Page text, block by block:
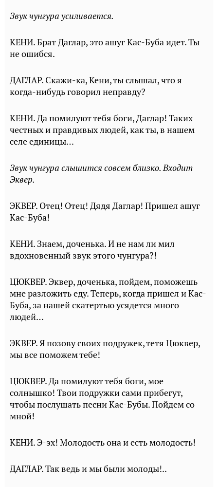
Звук чунгура усиливается.
КЕНИ. Брат Даглар, это ашуг Кас-Буба идет. Ты
не ошибся.
ДАГЛАР. Скажи-ка, Кени, ты слышал, что я
когда-нибудь говорил неправду?
КЕНИ. Да помилуют тебя боги, Даглар! Таких
честных и правдивых людей, как ты, в нашем
селе единицы…
Звук чунгура слышится совсем близко. Входит
Эквер.
ЭКВЕР. Отец! Отец! Дядя Даглар! Пришел ашуг
Кас-Буба!
КЕНИ. Знаем, доченька. И не нам ли мил
вдохновенный звук этого чунгура?!
ЦЮКВЕР. Эквер, доченька, пойдем, поможешь
мне разложить еду. Теперь, когда пришел и Кас-
Буба, за нашей скатертью усядется много
людей…
ЭКВЕР. Я позову своих подружек, тетя Цюквер,
мы все поможем тебе!
ЦЮКВЕР. Да помилуют тебя боги, мое
солнышко! Твои подружки сами прибегут,
чтобы послушать песни Кас-Бубы. Пойдем со
мной!
КЕНИ. Э-эх! Молодость она и есть молодость!
ДАГЛАР. Так ведь и мы были молоды!..